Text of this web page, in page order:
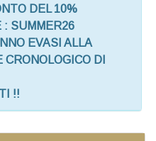
DEL 10%
: SUMMER26
EVASI ALLA
DI
!!